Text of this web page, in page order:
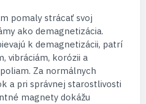
pomaly strácať svoj
ako demagnetizácia.
k demagnetizácii, patrí
vibráciám, korózii a
Za normálnych
a pri správnej starostlivosti
magnety dokážu